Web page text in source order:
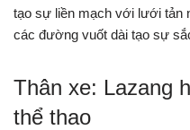
tạo sự liền mạch với lưới tản
các đường vuốt dài tạo sự
Thân xe: Lazang
thể thao